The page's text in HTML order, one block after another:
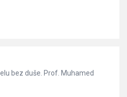
bez duše. Prof. Muhamed